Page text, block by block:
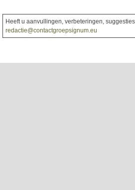
Heeft u aanvullingen, verbeteringen,
redactie@contactgroepsignum.eu